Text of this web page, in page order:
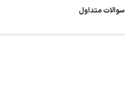
سوالات متداول